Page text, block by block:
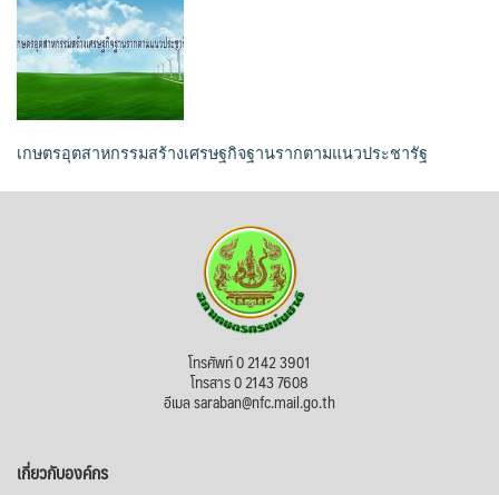
เกษตรอุตสาหกรรมสร้างเศรษฐกิจฐานรากตามแนวประชารัฐ
โทรศัพท์ 0 2142 3901
โทรสาร 0 2143 7608
อีเมล saraban@nfc.mail.go.th
เกี่ยวกับองค์กร